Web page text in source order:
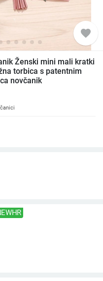
favorite
Ženski mini mali kratki
torbica s patentnim
novčanik